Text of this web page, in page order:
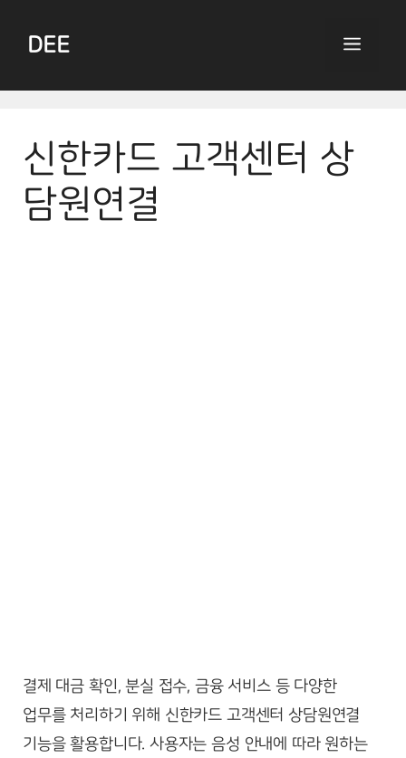
DEE Menu
신한카드 고객센터 상
담원연결
결제 대금 확인, 분실 접수, 금융 서비스 등 다양한
업무를 처리하기 위해 신한카드 고객센터 상담원연결
기능을 활용합니다. 사용자는 음성 안내에 따라 원하는